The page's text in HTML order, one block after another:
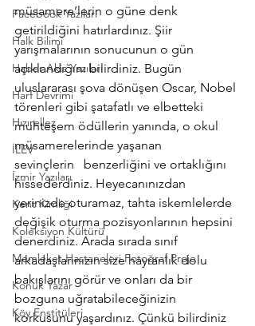
Facebook Yazıları
Halk Bilimi
Haber Akis Yazıları
Harf Devrimi
Hızırellez
İLEV
İzmir Yazıları
Kent Kimliği
Koleksiyon Kültürü
Memleket Hastaneleri Fotoğraf Proje
Konuk Yazar
Köy Enstitüleri
müsamere’lerin o güne denk
getirildiğini hatırlardınız. Şiir
yarışmalarının sonucunun o gün
açıklandığını bilirdiniz. Bugün
uluslararası şova dönüşen Oscar, Nobel
törenleri gibi şatafatlı ve elbetteki
muhteşem ödüllerin yanında, o okul
müsamerelerinde yaşanan
sevinçlerin   benzerliğini ve ortaklığını
hissederdiniz. Heyecanınızdan
yerinizde oturamaz, tahta iskemlelerde
değişik oturma pozisyonlarının hepsini
denerdiniz. Arada sırada sınıf
arkadaşlarınızın size hayranlık dolu
bakışlarını görür ve onları da bir
bozguna uğratabileceğinizin
korkusunu yaşardınız. Çünkü bilirdiniz